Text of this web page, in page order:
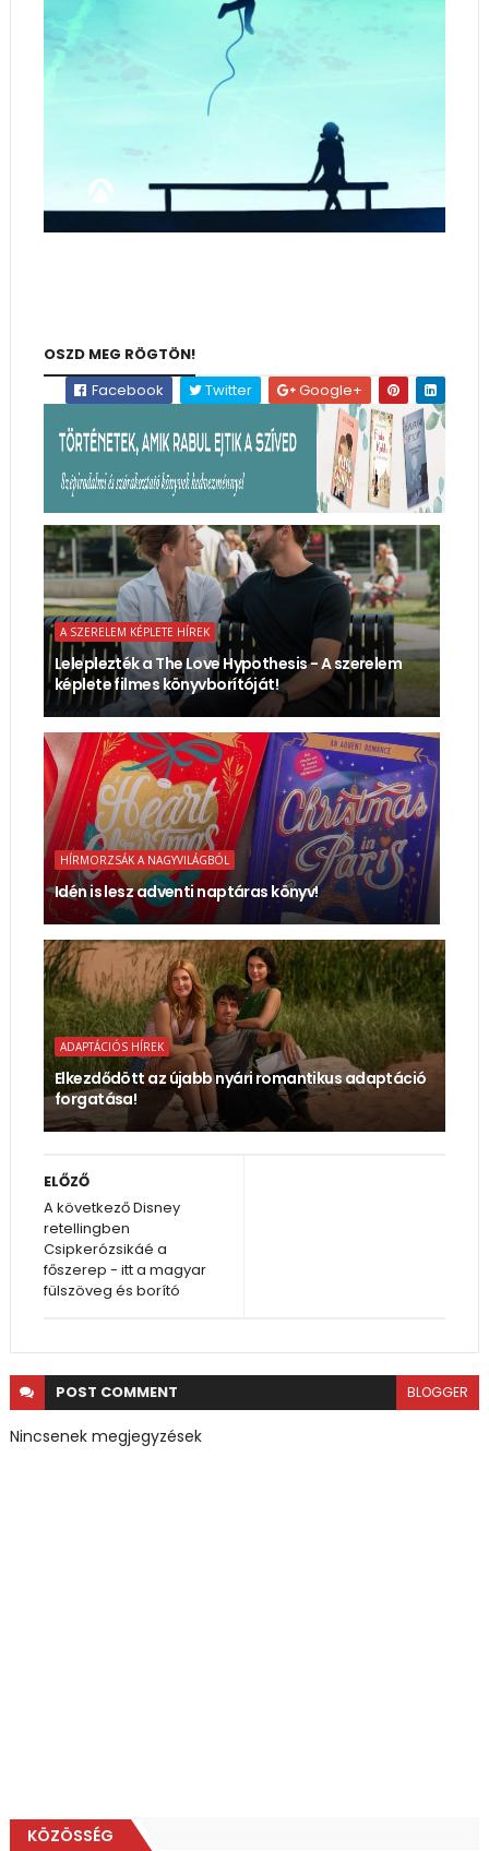
OSZD MEG RÖGTÖN!
Facebook
Twitter Google+
A SZERELEM KÉPLETE HÍREK
Leleplezték a The Love Hypothesis - A szerelem
képlete filmes könyvborítóját!
HÍRMORZSÁK A NAGYVILÁGBÓL
Idén is lesz adventi naptáras könyv!
ADAPTÁCIÓS HÍREK
Elkezdődött az újabb nyári romantikus adaptáció
forgatása!
ELŐZŐ
A következő Disney
retellingben
Csipkerózsikáé a
főszerep - itt a magyar
fülszöveg és borító
POST COMMENT BLOGGER
Nincsenek megjegyzések
KÖZÖSSÉG